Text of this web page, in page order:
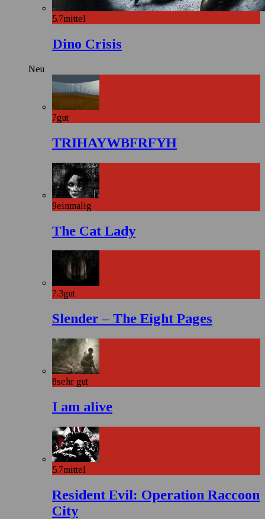
5.7mittel
Dino Crisis
Neu
7gut
TRIHAYWBFRFYH
9einmalig
The Cat Lady
7.3gut
Slender – The Eight Pages
8sehr gut
I am alive
5.7mittel
Resident Evil: Operation Raccoon
City